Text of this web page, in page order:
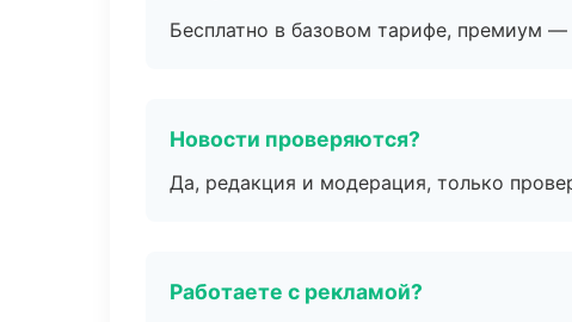
Бесплатно в базовом тарифе, премиум
Новости проверяются?
Да, редакция и модерация, только
Работаете с рекламой?